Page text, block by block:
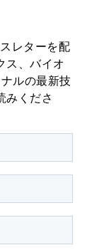
レターを配
ス、バイオ
ルの最新技
みくださ